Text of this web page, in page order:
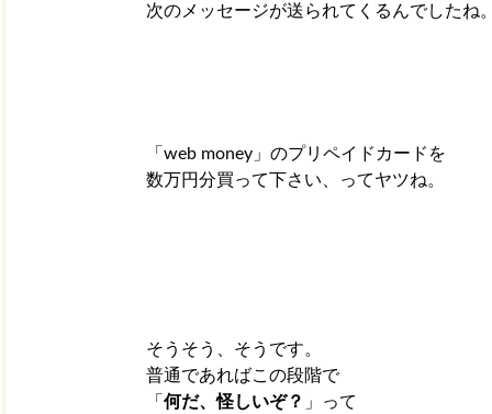
次のメッセージが送られてくるんでしたね
「web money」のプリペイドカードを
数万円分買って下さい、ってヤツね。
そうそう、そうです。
普通であればこの段階で
「 何だ、怪しいぞ？ 」って